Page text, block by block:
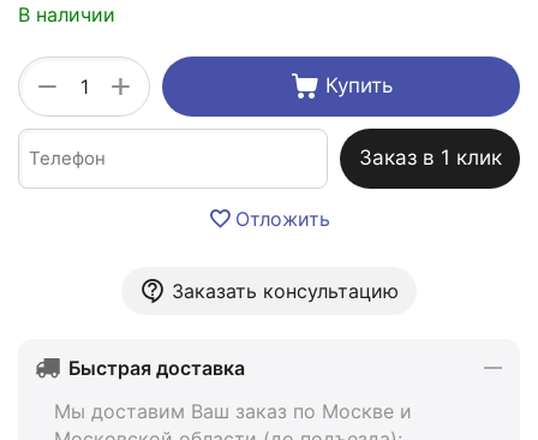
В наличии
+
− Купить
Заказ в 1 клик
Отложить
Заказать консультацию
Быстрая доставка
Мы доставим Ваш заказ по Москве и